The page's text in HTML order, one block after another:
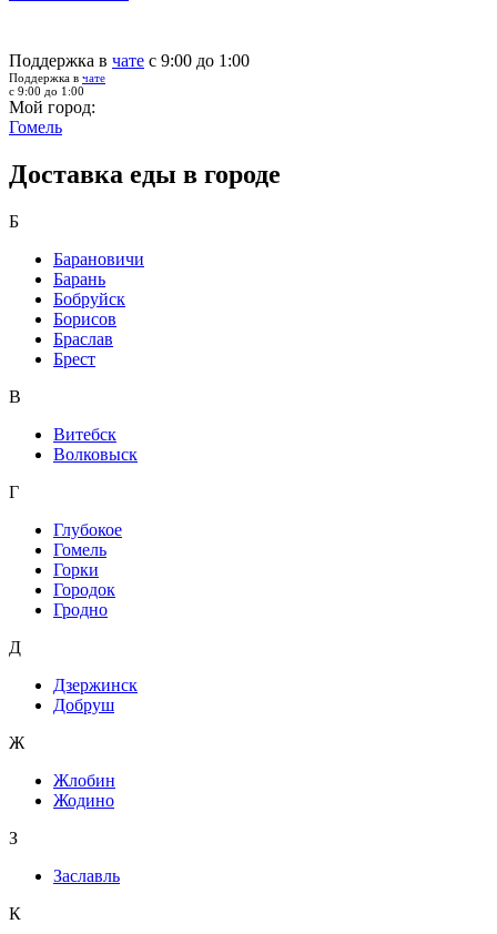
Поддержка в чате с 9:00 до 1:00
Поддержка в чате
с 9:00 до 1:00
Мой город:
Гомель
Доставка еды в городе
Б
Барановичи
Барань
Бобруйск
Борисов
Браслав
Брест
В
Витебск
Волковыск
Г
Глубокое
Гомель
Горки
Городок
Гродно
Д
Дзержинск
Добруш
Ж
Жлобин
Жодино
З
Заславль
К